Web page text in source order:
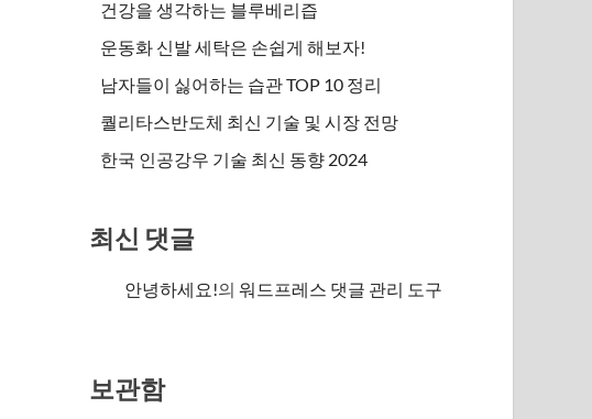
건강을 생각하는 블루베리즙
운동화 신발 세탁은 손쉽게 해보자!
남자들이 싫어하는 습관 TOP 10 정리
퀄리타스반도체 최신 기술 및 시장 전망
한국 인공강우 기술 최신 동향 2024
최신 댓글
안녕하세요!의워드프레스 댓글 관리 도구
보관함